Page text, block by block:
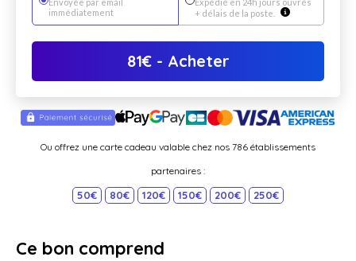
immédiatement
Expédié en 24h jours ouvrés
+ délais de la poste.
81€- Acheter
Ou offrez une carte cadeau valable chez nos 786 établissements
partenaires :
50€ 80€ 120€ 150€ 200€ 250€
Ce bon comprend